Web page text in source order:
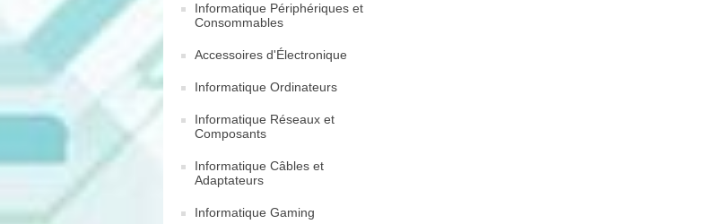
Informatique Périphériques et
Consommables
Accessoires d'Électronique
Informatique Ordinateurs
Informatique Réseaux et
Composants
Informatique Câbles et
Adaptateurs
Informatique Gaming